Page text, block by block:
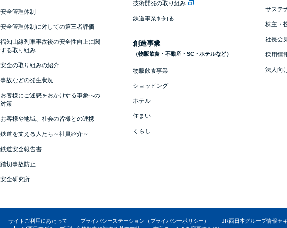
安全管理体制
安全管理体制に対しての第三者評価
福知山線列車事故後の安全性向上に関
する取り組み
安全の取り組みの紹介
事故などの発生状況
お客様にご迷惑をおかけする事象への
対策
お客様や地域、社会の皆様との連携
鉄道を支える人たち～社員紹介～
鉄道安全報告書
踏切事故防止
安全研究所
技術開発の取り組み
鉄道事業を知る
創造事業
（物販飲食・不動産・SC・ホテルなど）
物販飲食事業
ショッピング
ホテル
住まい
くらし
サステ
株主・
社長会
採用情
法人向
サイトご利用にあたって プライバシーステーション（プライバシーポリシー）
JR西日本グループ情報セ